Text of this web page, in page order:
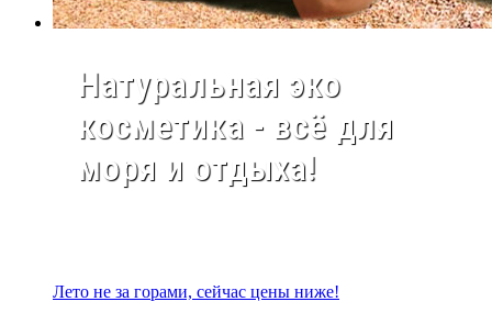
Натуральная эко
косметика - всё для
моря и отдыха!
Лето не за горами, сейчас цены ниже!